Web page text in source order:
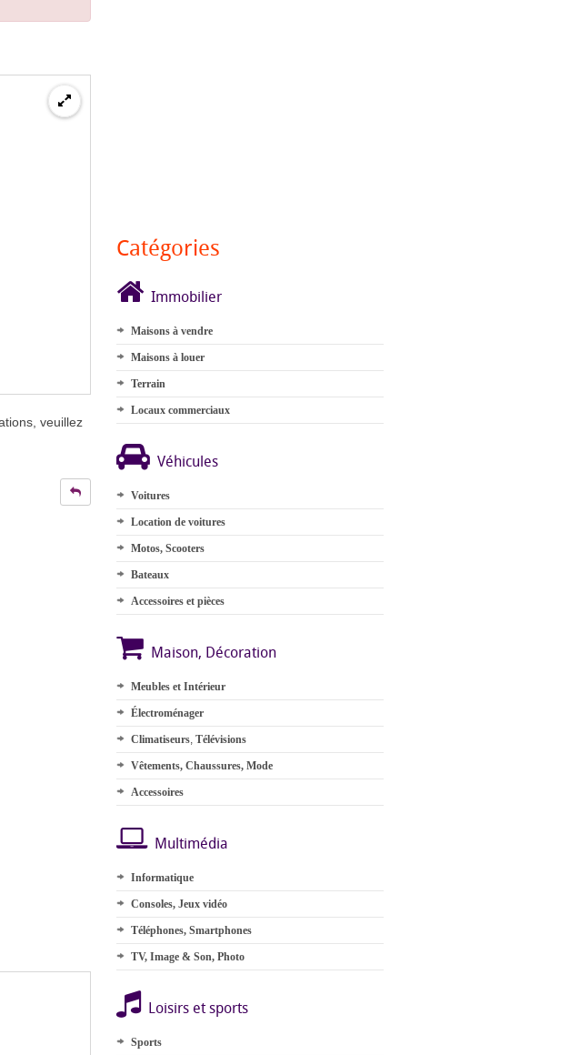
veuillez
Catégories
Immobilier
Maisons à vendre
Maisons à louer
Terrain
Locaux commerciaux
Véhicules
Voitures
Location de voitures
Motos, Scooters
Bateaux
Accessoires et pièces
Maison, Décoration
Meubles et Intérieur
Électroménager
Climatiseurs, Télévisions
Vêtements, Chaussures, Mode
Accessoires
Multimédia
Informatique
Consoles, Jeux vidéo
Téléphones, Smartphones
TV, Image & Son, Photo
Loisirs et sports
Sports